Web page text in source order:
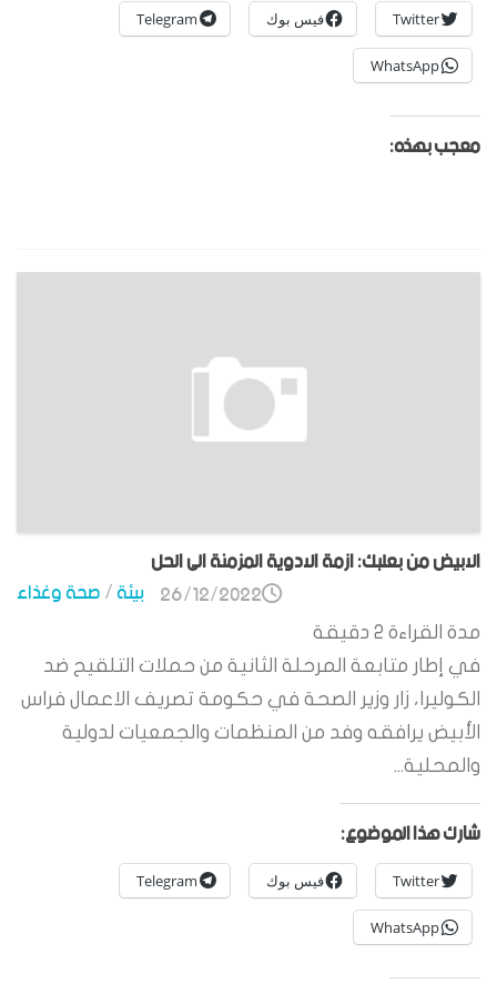
Twitter فيس بوك Telegram
WhatsApp
معجب بهذه:
الابيض من بعلبك: ازمة الادوية المزمنة الى الحل
بيئة/صحة وغذاء 26/12/2022
مدة القراءة 2 دقيقة
في إطار متابعة المرحلة الثانية من حملات التلقيح ضد
الكوليرا، زار وزير الصحة في حكومة تصريف الاعمال فراس
الأبيض يرافقه وفد من المنظمات والجمعيات لدولية
والمحلية...
شارك هذا الموضوع:
Twitter فيس بوك Telegram
WhatsApp